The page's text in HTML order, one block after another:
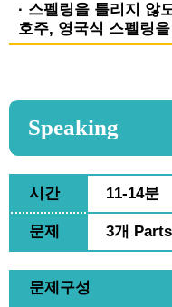
· 스펠링을 틀리지 않
호주, 영국식 스펠링
Speaking
시간 11-14분
문제 3개 Parts
문제구성